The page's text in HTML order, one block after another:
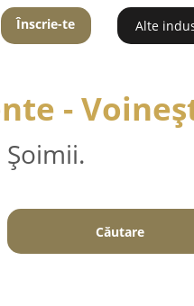
Înscrie-te Alte
-
Căutare